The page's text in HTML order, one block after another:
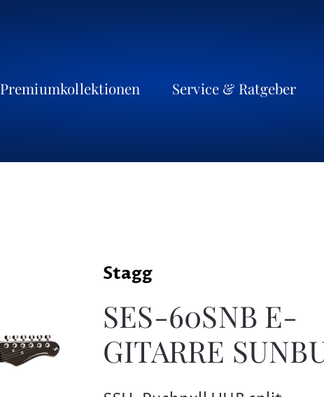
Premiumkollektionen Service & Ratgeber
Stagg
SES-60SNB E-
GITARRE